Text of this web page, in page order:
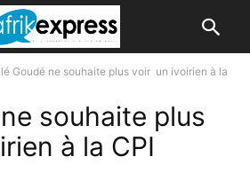
Goudé ne souhaite plus voir un ivoirien à la
souhaite plus
à la CPI